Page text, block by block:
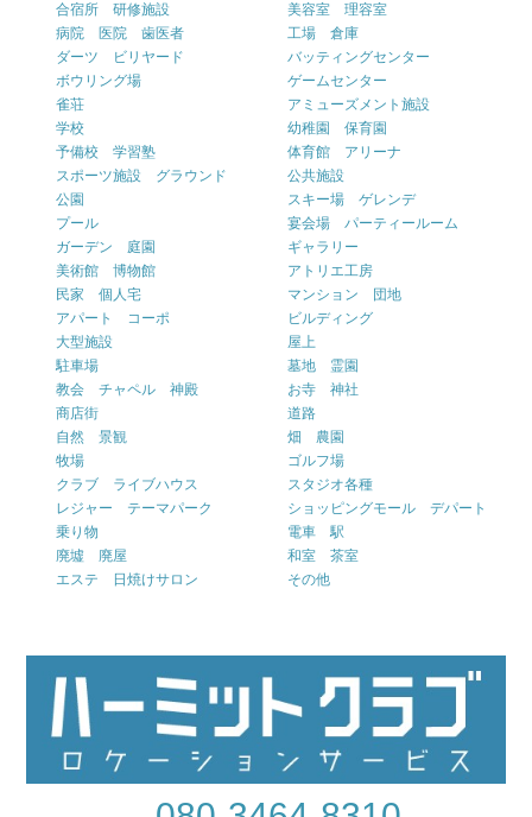
合宿所 研修施設
美容室 理容室
病院 医院 歯医者
工場 倉庫
ダーツ ビリヤード
バッティングセンター
ボウリング場
ゲームセンター
雀荘
アミューズメント施設
学校
幼稚園 保育園
予備校 学習塾
体育館 アリーナ
スポーツ施設 グラウンド
公共施設
公園
スキー場 ゲレンデ
プール
宴会場 パーティールーム
ガーデン 庭園
ギャラリー
美術館 博物館
アトリエ工房
民家 個人宅
マンション 団地
アパート コーポ
ビルディング
大型施設
屋上
駐車場
墓地 霊園
教会 チャペル 神殿
お寺 神社
商店街
道路
自然 景観
畑 農園
牧場
ゴルフ場
クラブ ライブハウス
スタジオ各種
レジャー テーマパーク
ショッピングモール デパート
乗り物
電車 駅
廃墟 廃屋
和室 茶室
エステ 日焼けサロン
その他